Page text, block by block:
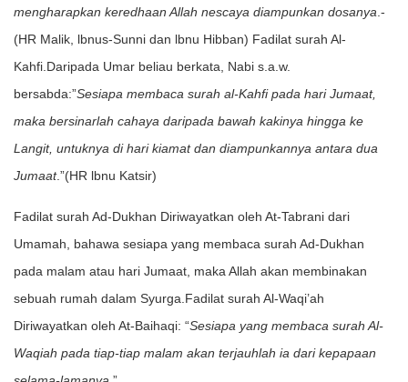
mengharapkan keredhaan Allah nescaya diampunkan dosanya .-
(HR Malik, lbnus-Sunni dan lbnu Hibban) Fadilat surah Al-
Kahfi.Daripada Umar beliau berkata, Nabi s.a.w.
bersabda:”Sesiapa membaca surah al-Kahfi pada hari Jumaat,
maka bersinarlah cahaya daripada bawah kakinya hingga ke
Langit, untuknya di hari kiamat dan diampunkannya antara dua
Jumaat.”(HR lbnu Katsir)
Fadilat surah Ad-Dukhan Diriwayatkan oleh At-Tabrani dari
Umamah, bahawa sesiapa yang membaca surah Ad-Dukhan
pada malam atau hari Jumaat, maka Allah akan membinakan
sebuah rumah dalam Syurga.Fadilat surah Al-Waqi’ah
Diriwayatkan oleh At-Baihaqi: “Sesiapa yang membaca surah Al-
Waqiah pada tiap-tiap malam akan terjauhlah ia dari kepapaan